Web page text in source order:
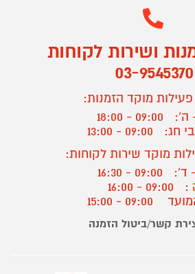
ושירות לקוחות
03-9545370
מוקד הזמנות:
ה':
09:00 - 18:00
חג:
09:00 - 13:00
מוקד שירות לקוחות:
ד':
09:00 - 16:30
:
09:00 - 16:00
קשר/ביטול הזמנה